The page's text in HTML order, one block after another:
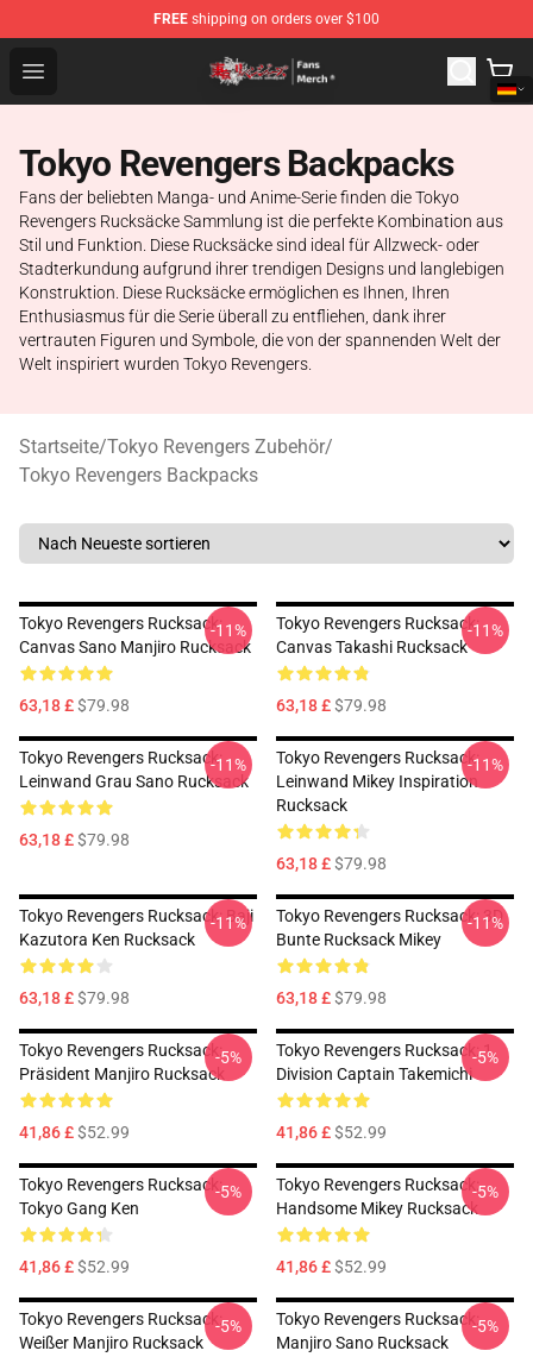
FREE shipping on orders over $100
Open menu
Tokyo Revengers Store - Official Tokyo Revengers
Tokyo Revengers Backpacks
Fans der beliebten Manga- und Anime-Serie finden die Tokyo
Revengers Rucksäcke Sammlung ist die perfekte Kombination aus
Stil und Funktion. Diese Rucksäcke sind ideal für Allzweck- oder
Stadterkundung aufgrund ihrer trendigen Designs und langlebigen
Konstruktion. Diese Rucksäcke ermöglichen es Ihnen, Ihren
Enthusiasmus für die Serie überall zu entfliehen, dank ihrer
vertrauten Figuren und Symbole, die von der spannenden Welt der
Welt inspiriert wurden Tokyo Revengers.
Startseite/Tokyo Revengers Zubehör/
Tokyo Revengers Backpacks
Tokyo Revengers Rucksack:
Canvas Sano Manjiro Rucksack
63,18 £$79.98
-11%
Tokyo Revengers Rucksack:
Canvas Takashi Rucksack
63,18 £$79.98
-11%
Tokyo Revengers Rucksack:
Leinwand Grau Sano Rucksack
63,18 £$79.98
-11%
Tokyo Revengers Rucksack:
Leinwand Mikey Inspiration
Rucksack
63,18 £$79.98
-11%
Tokyo Revengers Rucksack: Baji
Kazutora Ken Rucksack
63,18 £$79.98
-11%
Tokyo Revengers Rucksack: 3D
Bunte Rucksack Mikey
63,18 £$79.98
-11%
Tokyo Revengers Rucksack:
Präsident Manjiro Rucksack
41,86 £$52.99
-5%
Tokyo Revengers Rucksack: 1.
Division Captain Takemichi
41,86 £$52.99
-5%
Tokyo Revengers Rucksack:
Tokyo Gang Ken
41,86 £$52.99
-5%
Tokyo Revengers Rucksack:
Handsome Mikey Rucksack
41,86 £$52.99
-5%
Tokyo Revengers Rucksack:
Weißer Manjiro Rucksack
-5%
Tokyo Revengers Rucksack:
Manjiro Sano Rucksack
-5%